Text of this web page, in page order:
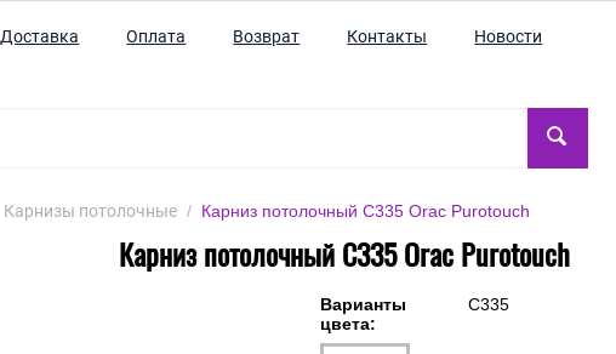
Доставка Оплата Возврат Контакты Новости
Карнизы потолочные / Карниз потолочный C335 Orac Purotouch
Карниз потолочный C335 Orac Purotouch
Варианты
цвета:
C335